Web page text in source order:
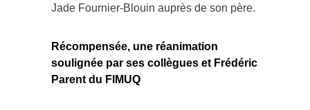
Jade Fournier-Blouin auprès de son père.
Récompensée, une réanimation
soulignée par ses collègues et Frédéric
Parent du FIMUQ